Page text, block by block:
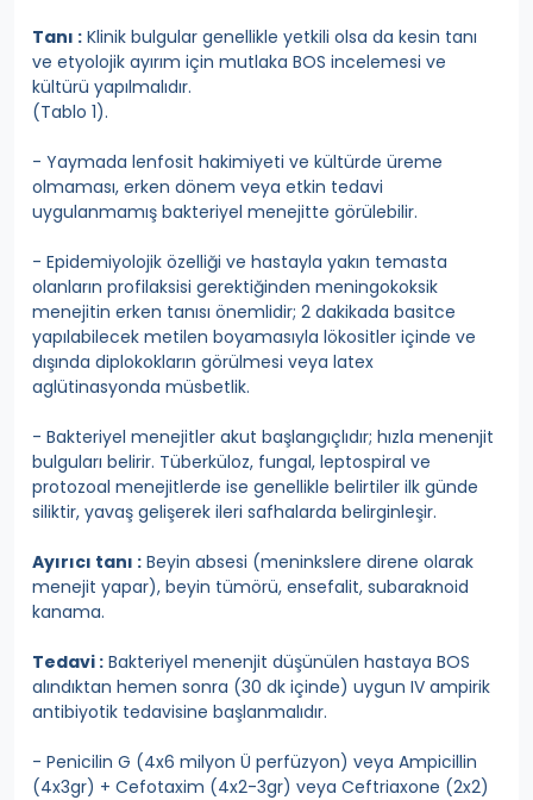
Tanı : Klinik bulgular genellikle yetkili olsa da kesin tanı
ve etyolojik ayırım için mutlaka BOS incelemesi ve
kültürü yapılmalıdır.
(Tablo 1).
- Yaymada lenfosit hakimiyeti ve kültürde üreme
olmaması, erken dönem veya etkin tedavi
uygulanmamış bakteriyel menejitte görülebilir.
- Epidemiyolojik özelliği ve hastayla yakın temasta
olanların profilaksisi gerektiğinden meningokoksik
menejitin erken tanısı önemlidir; 2 dakikada basitce
yapılabilecek metilen boyamasıyla lökositler içinde ve
dışında diplokokların görülmesi veya latex
aglütinasyonda müsbetlik.
- Bakteriyel menejitler akut başlangıçlıdır; hızla menenjit
bulguları belirir. Tüberküloz, fungal, leptospiral ve
protozoal menejitlerde ise genellikle belirtiler ilk günde
siliktir, yavaş gelişerek ileri safhalarda belirginleşir.
Ayırıcı tanı : Beyin absesi (meninkslere direne olarak
menejit yapar), beyin tümörü, ensefalit, subaraknoid
kanama.
Tedavi : Bakteriyel menenjit düşünülen hastaya BOS
alındıktan hemen sonra (30 dk içinde) uygun IV ampirik
antibiyotik tedavisine başlanmalıdır.
- Penicilin G (4x6 milyon Ü perfüzyon) veya Ampicillin
(4x3gr) + Cefotaxim (4x2-3gr) veya Ceftriaxone (2x2)